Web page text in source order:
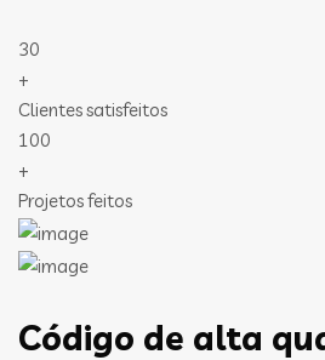
30
+
Clientes satisfeitos
100
+
Projetos feitos
Código de alta